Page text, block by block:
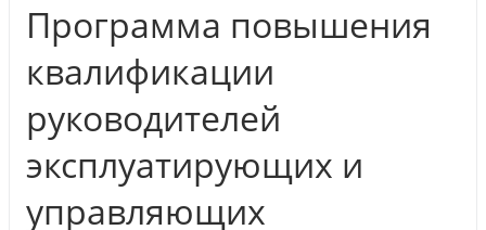
Программа повышения
квалификации
руководителей
эксплуатирующих и
управляющих